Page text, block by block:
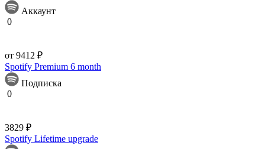
Аккаунт
0
от 9412 ₽
Spotify Premium 6 month
Подписка
0
3829 ₽
Spotify Lifetime upgrade